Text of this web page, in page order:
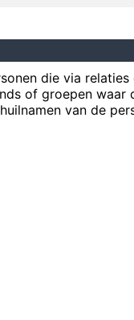
is easy. But being a
it´s really only my
die via relaties
of groepen waar
van de